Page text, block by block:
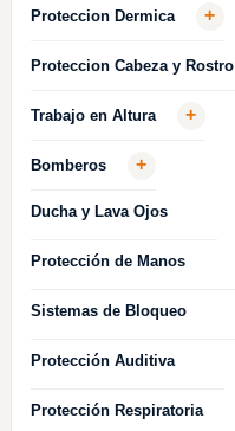
Proteccion Dermica +
Proteccion Cabeza y Rostro
Trabajo en Altura +
Bomberos +
Ducha y Lava Ojos
Protección de Manos
Sistemas de Bloqueo
Protección Auditiva
Protección Respiratoria